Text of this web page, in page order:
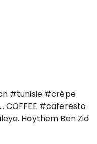
#tunisie #crêpe
COFFEE #caferesto
Haythem Ben Zid